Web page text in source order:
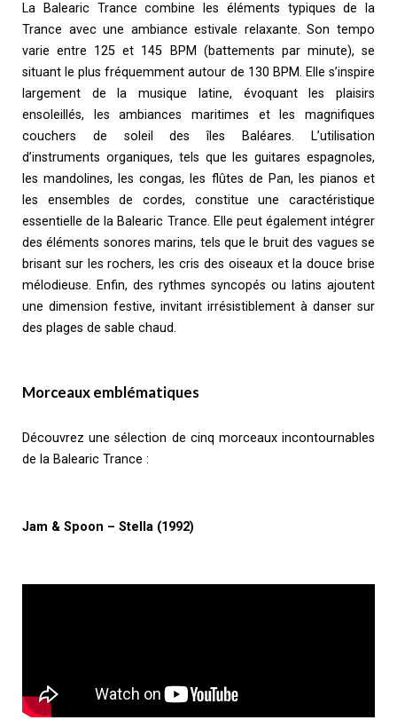
La Balearic Trance combine les éléments typiques de la
Trance avec une ambiance estivale relaxante. Son tempo
varie entre 125 et 145 BPM (battements par minute), se
situant le plus fréquemment autour de 130 BPM. Elle s’inspire
largement de la musique latine, évoquant les plaisirs
ensoleillés, les ambiances maritimes et les magnifiques
couchers de soleil des îles Baléares. L’utilisation
d’instruments organiques, tels que les guitares espagnoles,
les mandolines, les congas, les flûtes de Pan, les pianos et
les ensembles de cordes, constitue une caractéristique
essentielle de la Balearic Trance. Elle peut également intégrer
des éléments sonores marins, tels que le bruit des vagues se
brisant sur les rochers, les cris des oiseaux et la douce brise
mélodieuse. Enfin, des rythmes syncopés ou latins ajoutent
une dimension festive, invitant irrésistiblement à danser sur
des plages de sable chaud.
Morceaux emblématiques
Découvrez une sélection de cinq morceaux incontournables
de la Balearic Trance :
Jam & Spoon – Stella (1992)